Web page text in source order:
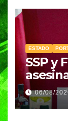
ESTADO
SSP y
en
Abasto
06/08/